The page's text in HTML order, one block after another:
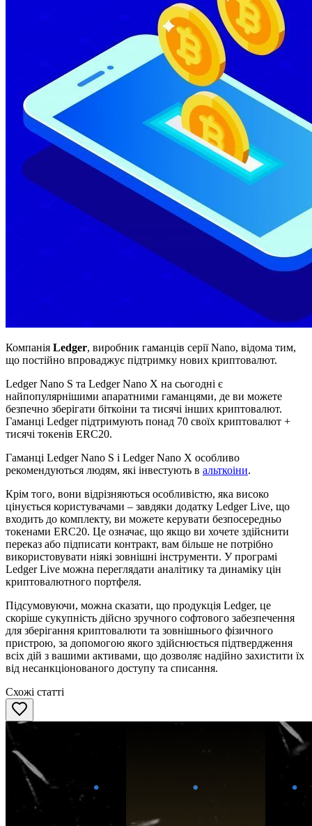
Компанія Ledger, виробник гаманців серії Nano, відома тим,
що постійно впроваджує підтримку нових криптовалют.
Ledger Nano S та Ledger Nano X на сьогодні є
найпопулярнішими апаратними гаманцями, де ви можете
безпечно зберігати біткоіни та тисячі інших криптовалют.
Гаманці Ledger підтримують понад 70 своїх криптовалют +
тисячі токенів ERC20.
Гаманці Ledger Nano S і Ledger Nano X особливо
рекомендуються людям, які інвестують в альткоіни.
Крім того, вони відрізняються особливістю, яка високо
цінується користувачами – завдяки додатку Ledger Live, що
входить до комплекту, ви можете керувати безпосередньо
токенами ERC20. Це означає, що якщо ви хочете здійснити
переказ або підписати контракт, вам більше не потрібно
використовувати ніякі зовнішні інструменти. У програмі
Ledger Live можна переглядати аналітику та динаміку цін
криптовалютного портфеля.
Підсумовуючи, можна сказати, що продукція Ledger, це
скоріше сукупність дійсно зручного софтового забезпечення
для зберігання криптовалюти та зовнішнього фізичного
пристрою, за допомогою якого здійснюється підтвердження
всіх дій з вашими активами, що дозволяє надійно захистити їх
від несанкціонованого доступу та списання.
Схожі статті